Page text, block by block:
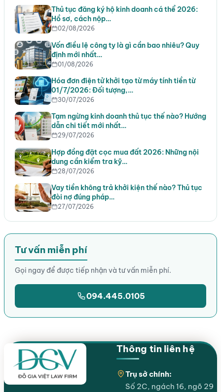
Thủ tục đăng ký hộ kinh doanh cá thể 2026:
Hồ sơ, cách nộp…
02/08/2026
Vốn điều lệ công ty là gì cần bao nhiêu? Quy
định mới nhất…
01/08/2026
Hóa đơn điện tử khởi tạo từ máy tính tiền từ
01/7/2026: Đối tượng,…
30/07/2026
Tạm ngừng kinh doanh thủ tục thế nào? Hướng
dẫn chi tiết mới nhất…
29/07/2026
Hợp đồng đặt cọc mua đất 2026: Những nội
dung cần kiểm tra kỹ…
28/07/2026
Vay tiền không trả khởi kiện thế nào? Thủ tục
đòi nợ đúng pháp…
27/07/2026
Tư vấn miễn phí
Gọi ngay để được tiếp nhận và tư vấn miễn phí.
094.445.0105
Thông tin liên hệ
Trụ sở chính:
Số 2C, ngách 16, ngõ 29